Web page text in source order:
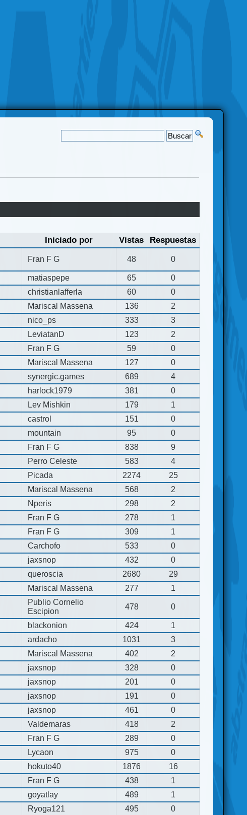
Iniciado por Vistas Respuestas
Fran F G 48 0
matiaspepe 65
0
christianlafferla 60
0
Mariscal Massena 136
2
nico_ps 333
3
LeviatanD 123
2
Fran F G 59
0
Mariscal Massena 127
0
synergic.games 689
4
harlock1979 381
0
Lev Mishkin 179
1
castrol 151
0
mountain 95
0
Fran F G 838
9
Perro Celeste 583
4
Picada 2274
25
Mariscal Massena 568
2
Nperis 298
2
Fran F G 278
1
Fran F G 309
1
Carchofo 533
0
jaxsnop 432
0
queroscia 2680
29
Mariscal Massena 277 1
Publio Cornelio
Escipion
478 0
blackonion 424
1
ardacho 1031
3
Mariscal Massena 402
2
jaxsnop 328
0
jaxsnop 201
0
jaxsnop 191
0
jaxsnop 461
0
Valdemaras 418
2
Fran F G 289
0
Lycaon 975
0
hokuto40 1876
16
Fran F G 438
1
goyatlay 489
1
Ryoga121 495
0